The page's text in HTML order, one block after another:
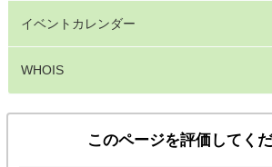
イベントカレンダー
WHOIS
このページを評価してく